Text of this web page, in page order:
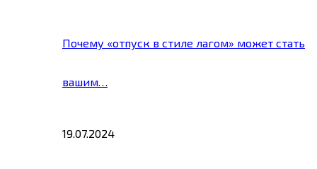
Почему «отпуск в стиле лагом» может стать
вашим…
19.07.2024